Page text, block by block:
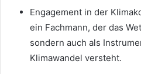
Engagement in der
ein Fachmann, der das
sondern auch als
Klimawandel versteht.